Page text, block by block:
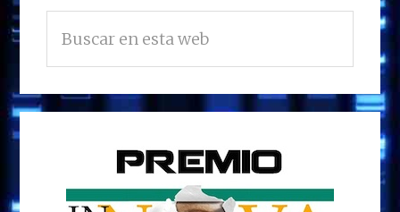
o
n
o
o
k
dI
n
A
p
ra ar
r
LATERAL
PRINCIPAL
en
esta
web